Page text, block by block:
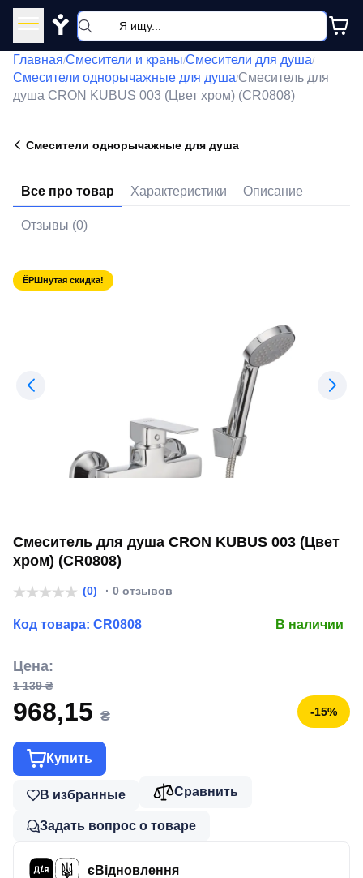
Y
Главная/Смесители и краны/Смесители для душа/
Смесители однорычажные для душа/Смеситель для
душа CRON KUBUS 003 (Цвет хром) (CR0808)
Смесители однорычажные для душа
Все про товар Характеристики Описание
Отзывы (0)
ЁРШнутая скидка!
Смеситель для душа CRON KUBUS 003 (Цвет
хром) (CR0808)
(0) · 0 отзывов
Код товара: CR0808 В наличии
Цена:
1 139 ₴
968,15 ₴ -15%
Купить
В избранные Сравнить
Задать вопрос о товаре
єВідновлення